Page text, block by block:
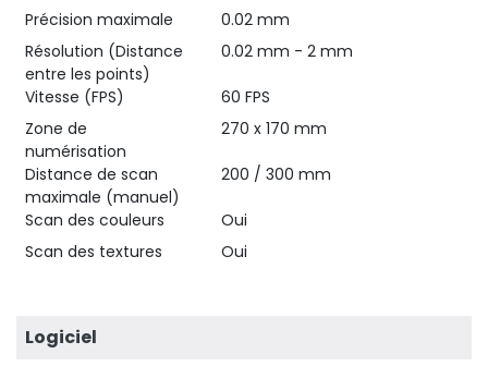
Précision maximale
0.02 mm
Résolution (Distance
entre les points)
0.02 mm - 2 mm
Vitesse (FPS)
60 FPS
Zone de
numérisation
270 x 170 mm
Distance de scan
maximale (manuel)
200 / 300 mm
Scan des couleurs
Oui
Scan des textures
Oui
Logiciel